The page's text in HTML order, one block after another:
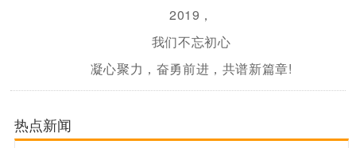
2019，
我们不忘初心
凝心聚力，奋勇前进，共谱新篇章!
热点新闻